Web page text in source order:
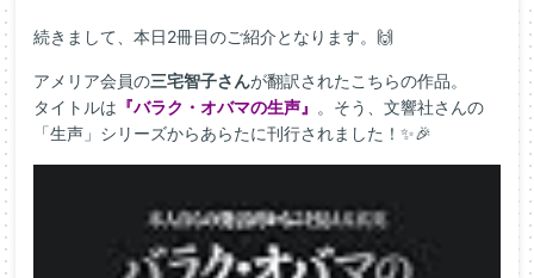
続きまして、本日2冊目のご紹介となります。🙌
アメリア会員の三宅智子さんが翻訳されたこちらの作品。
タイトルは 『バラク・オバマの生声』 。そう、文響社さんの
「生声」シリーズからあらたに刊行されました！✨🎉